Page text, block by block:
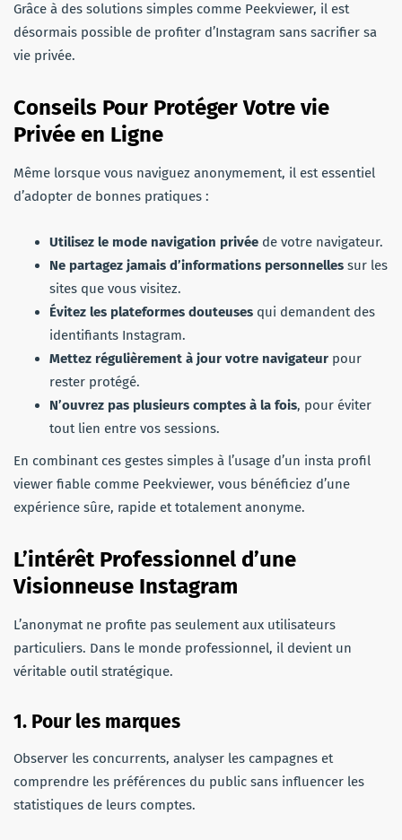
Grâce à des solutions simples comme Peekviewer, il est
désormais possible de profiter d’Instagram sans sacrifier sa
vie privée.
Conseils Pour Protéger Votre vie
Privée en Ligne
Même lorsque vous naviguez anonymement, il est essentiel
d’adopter de bonnes pratiques :
Utilisez le mode navigation privée de votre navigateur.
Ne partagez jamais d’informations personnelles sur les
sites que vous visitez.
Évitez les plateformes douteuses qui demandent des
identifiants Instagram.
Mettez régulièrement à jour votre navigateur pour
rester protégé.
N’ouvrez pas plusieurs comptes à la fois, pour éviter
tout lien entre vos sessions.
En combinant ces gestes simples à l’usage d’un insta profil
viewer fiable comme Peekviewer, vous bénéficiez d’une
expérience sûre, rapide et totalement anonyme.
L’intérêt Professionnel d’une
Visionneuse Instagram
L’anonymat ne profite pas seulement aux utilisateurs
particuliers. Dans le monde professionnel, il devient un
véritable outil stratégique.
1. Pour les marques
Observer les concurrents, analyser les campagnes et
comprendre les préférences du public sans influencer les
statistiques de leurs comptes.